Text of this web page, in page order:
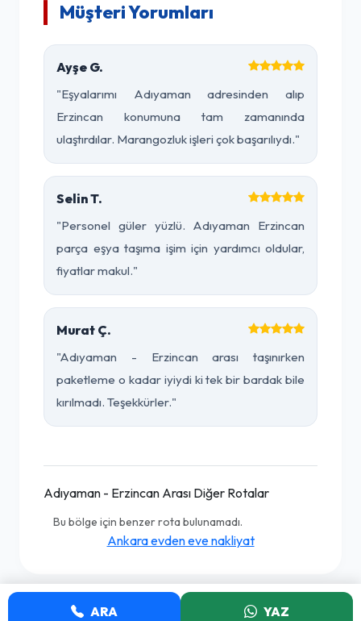
Müşteri Yorumları
Ayşe G.
"Eşyalarımı Adıyaman adresinden alıp
Erzincan konumuna tam zamanında
ulaştırdılar. Marangozluk işleri çok başarılıydı."
Selin T.
"Personel güler yüzlü. Adıyaman Erzincan
parça eşya taşıma işim için yardımcı oldular,
fiyatlar makul."
Murat Ç.
"Adıyaman - Erzincan arası taşınırken
paketleme o kadar iyiydi ki tek bir bardak bile
kırılmadı. Teşekkürler."
Adıyaman - Erzincan Arası Diğer Rotalar
Bu bölge için benzer rota bulunamadı.
Ankara evden eve nakliyat
ARA YAZ